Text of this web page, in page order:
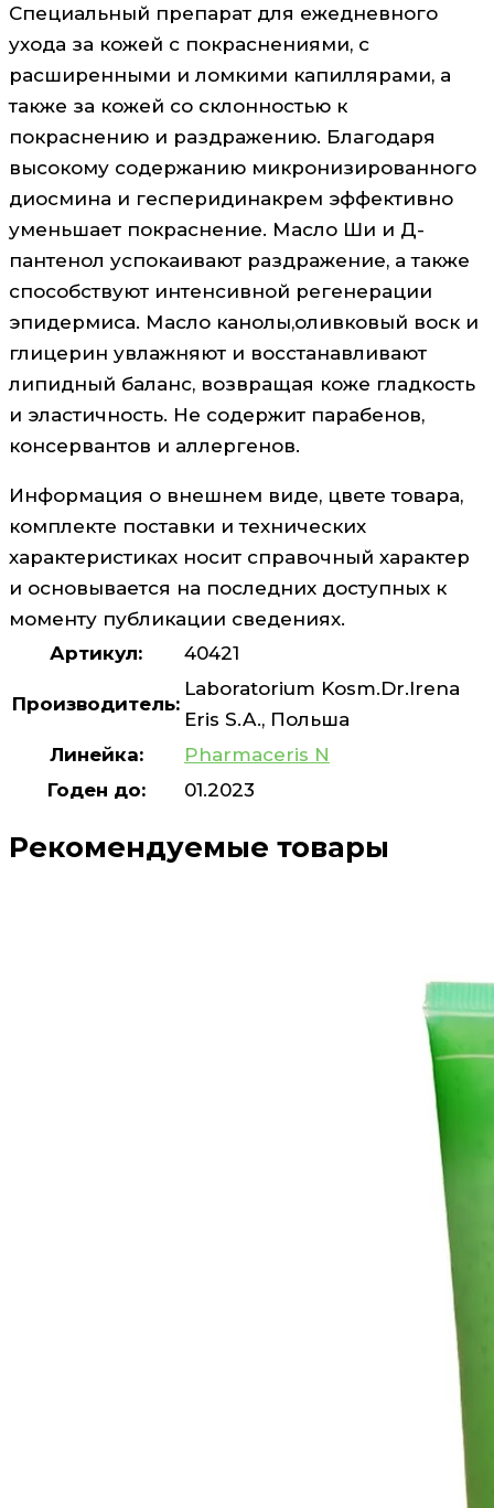
Специальный препарат для ежедневного
ухода за кожей с покраснениями, с
расширенными и ломкими капиллярами, а
также за кожей со склонностью к
покраснению и раздражению. Благодаря
высокому содержанию микронизированного
диосмина и гесперидинакрем эффективно
уменьшает покраснение. Масло Ши и Д-
пантенол успокаивают раздражение, а также
способствуют интенсивной регенерации
эпидермиса. Масло канолы,оливковый воск и
глицерин увлажняют и восстанавливают
липидный баланс, возвращая коже гладкость
и эластичность. Не содержит парабенов,
консервантов и аллергенов.
Информация о внешнем виде, цвете товара,
комплекте поставки и технических
характеристиках носит справочный характер
и основывается на последних доступных к
моменту публикации сведениях.
Артикул:
40421
Производитель:
Laboratorium Kosm.Dr.Irena
Eris S.A., Польша
Линейка:
Pharmaceris N
Годен до:
01.2023
Рекомендуемые товары